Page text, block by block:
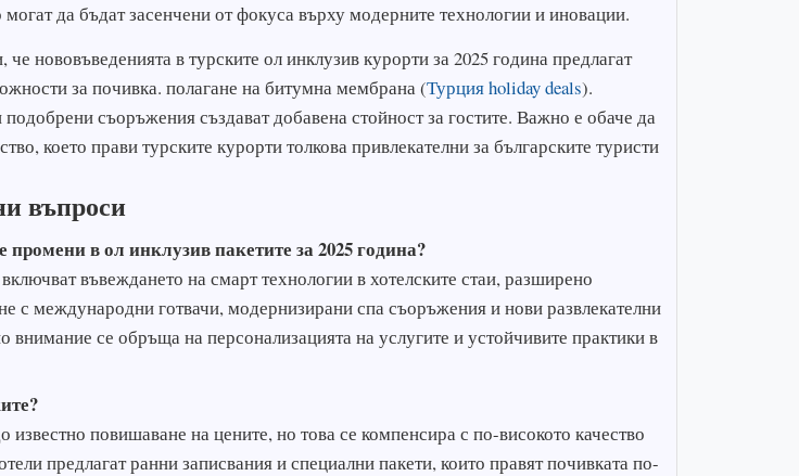
да бъдат засенчени от фокуса върху модерните технологии и иновации.
нововъведенията в турските ол инклузив курорти за 2025 година предлагат
за почивка. полагане на битумна мембрана (Турция holiday deals).
съоръжения създават добавена стойност за гостите. Важно е обаче да
което прави турските курорти толкова привлекателни за българските туристи
въпроси
промени в ол инклузив пакетите за 2025 година?
въвеждането на смарт технологии в хотелските стаи, разширено
с международни готвачи, модернизирани спа съоръжения и нови развлекателни
внимание се обръща на персонализацията на услугите и устойчивите практики в
повишаване на цените, но това се компенсира с по-високото качество
предлагат ранни записвания и специални пакети, които правят почивката по-